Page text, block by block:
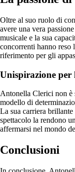
Oltre al suo ruolo di
avere una vera
musicale e la sua
concorrenti hanno reso
riferimento per gli
Unispirazione per
Antonella Clerici non è
modello di
La sua carriera
spettacolo la rendono
affermarsi nel mondo
Conclusioni